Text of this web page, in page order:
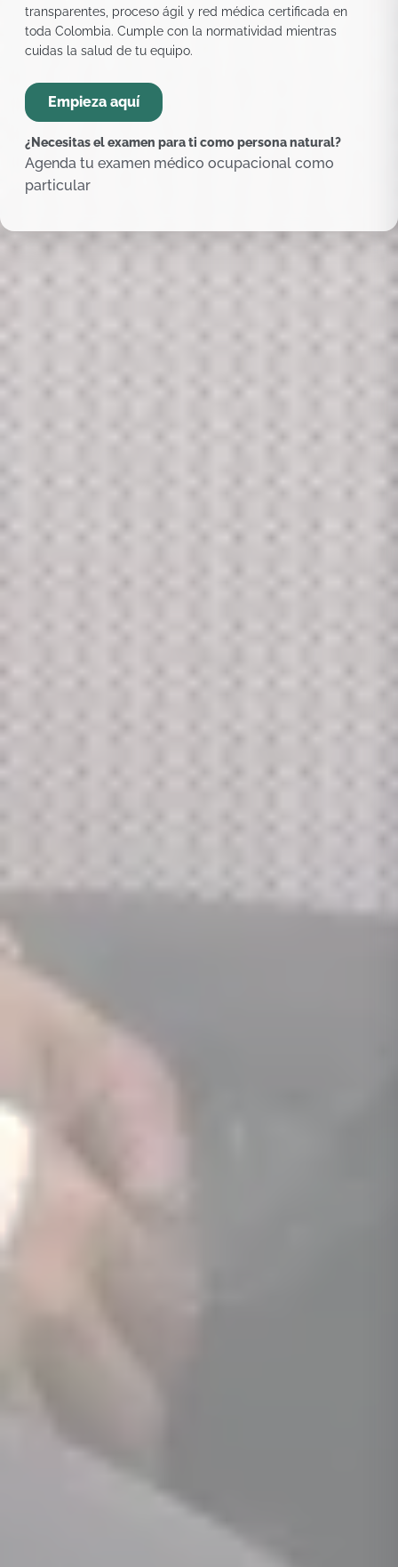
transparentes, proceso ágil y red médica certificada en
toda Colombia. Cumple con la normatividad mientras
cuidas la salud de tu equipo.
Empieza aquí
¿Necesitas el examen para ti como persona natural?
Agenda tu examen médico ocupacional como
particular